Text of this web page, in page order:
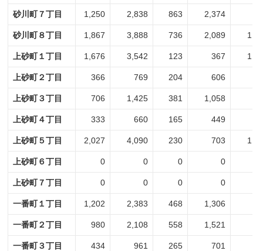
砂川町７丁目 1,250 2,838 863 2,374
砂川町８丁目 1,867 3,888 736 2,089
上砂町１丁目 1,676 3,542 123 367
上砂町２丁目 366 769 204 606
上砂町３丁目 706 1,425 381 1,058
上砂町４丁目 333 660 165 449
上砂町５丁目 2,027 4,090 230 703
上砂町６丁目 0 0 0 0
上砂町７丁目 0 0 0 0
一番町１丁目 1,202 2,383 468 1,306
一番町２丁目 980 2,108 558 1,521
一番町３丁目 434 961 265 701